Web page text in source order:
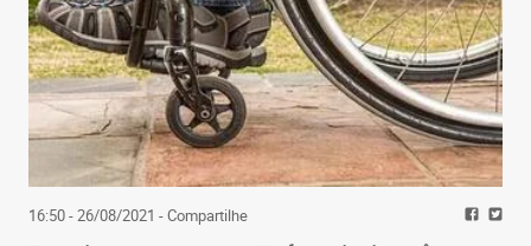
16:50 - 26/08/2021 - Compartilhe